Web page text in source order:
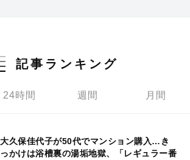
記事ランキング
24時間 週間 月間
大久保佳代子が50代でマンション購入…き
っかけは浴槽裏の湯垢地獄、「レギュラー番